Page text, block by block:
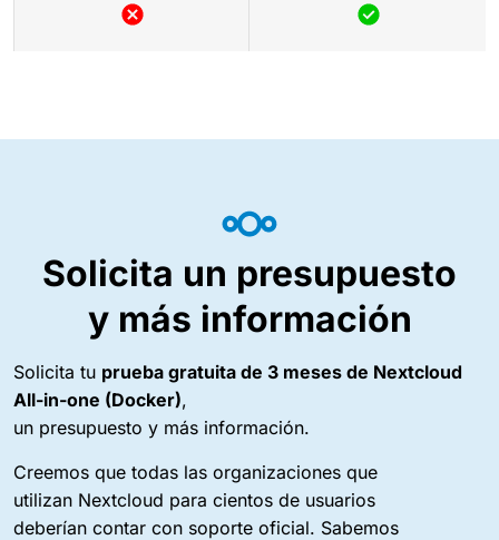
Solicita un presupuesto
y más información
Solicita tu prueba gratuita de 3 meses de Nextcloud
All-in-one (Docker),
un presupuesto y más información.
Creemos que todas las organizaciones que
utilizan Nextcloud para cientos de usuarios
deberían contar con soporte oficial. Sabemos